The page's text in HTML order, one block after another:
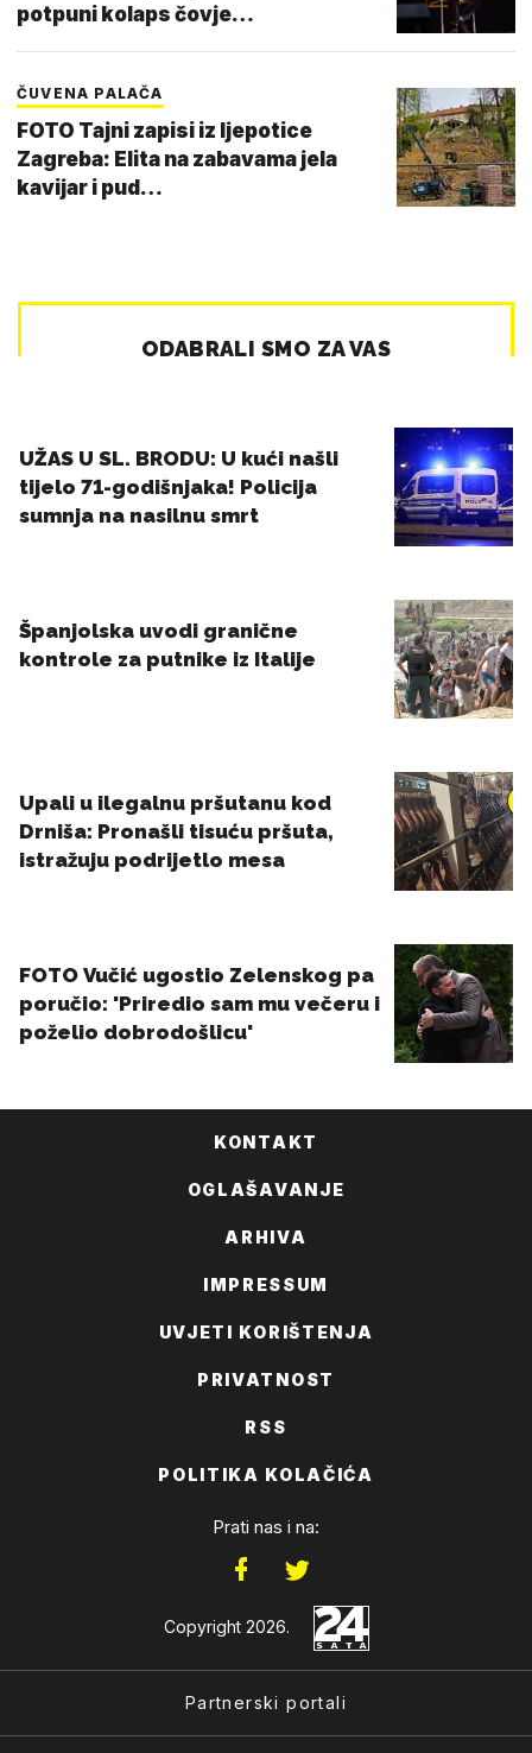
potpuni kolaps čovje…
ČUVENA PALAČA
FOTO Tajni zapisi iz ljepotice
Zagreba: Elita na zabavama jela
kavijar i pud…
KONTAKT
OGLAŠAVANJE
ARHIVA
IMPRESSUM
UVJETI KORIŠTENJA
PRIVATNOST
RSS
POLITIKA KOLAČIĆA
Prati nas i na:
Copyright 2026.
Partnerski portali